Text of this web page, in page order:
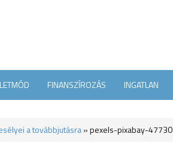
FINANSZÍROZÁS INGATLAN
a továbbjutásra»pexels-pixabay-47730